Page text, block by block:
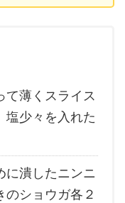
て薄くスライス
塩少々を入れた
に潰したニンニ
のショウガ各２